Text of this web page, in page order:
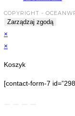
COPYRIGHT -
Zarządzaj zgodą
×
×
Koszyk
[contact-form-7